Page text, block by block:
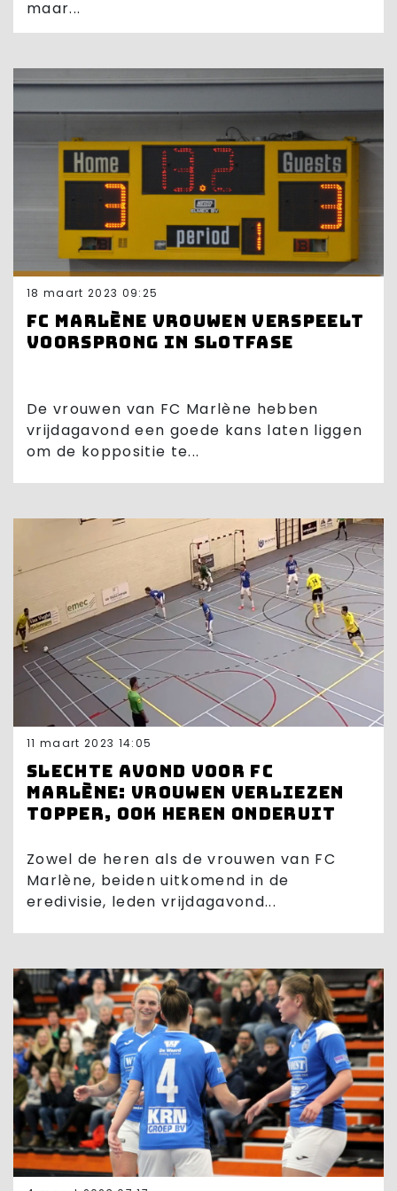
maar...
18 maart 2023 09:25
FC Marlène vrouwen verspeelt
voorsprong in slotfase
De vrouwen van FC Marlène hebben
vrijdagavond een goede kans laten liggen
om de koppositie te...
11 maart 2023 14:05
Slechte avond voor FC
Marlène: vrouwen verliezen
topper, ook heren onderuit
Zowel de heren als de vrouwen van FC
Marlène, beiden uitkomend in de
eredivisie, leden vrijdagavond...